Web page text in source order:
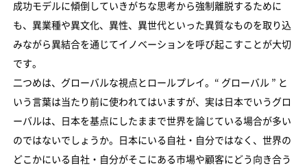
成功モデルに傾倒していきがちな思考から強制離脱するために
も、異業種や異文化、異性、異世代といった異質なものを取り込
みながら異結合を通じてイノベーションを呼び起こすことが大切
です。
二つめは、グローバルな視点とロールプレイ。“ グローバル ” と
いう言葉は当たり前に使われてはいますが、実は日本でいうグロ
ーバルは、日本を基点にしたままで世界を論じている場合が多い
のではないでしょうか。日本にいる自社・自分ではなく、世界の
どこかにいる自社・自分がそこにある市場や顧客にどう向き合う